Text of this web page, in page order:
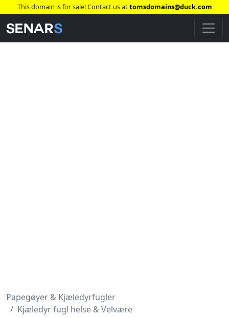
This domain is for sale! Contact us attomsdomains@duck.com
Papegøyer & Kjæledyrfugler
Kjæledyr fugl helse & Velvære